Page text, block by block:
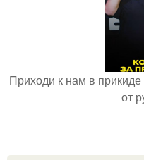
Приходи к нам в
от